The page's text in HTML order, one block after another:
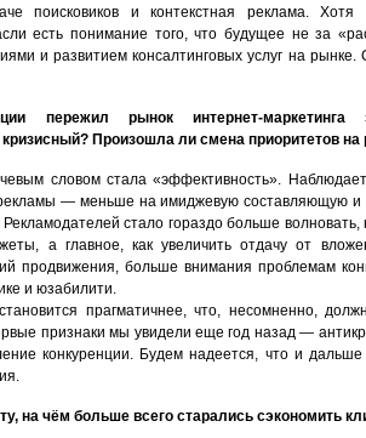
поисковиков и контекстная реклама.
есть понимание того, что будущее не за
и развитием консалтинговых услуг на рынке.
пережил рынок интернет-
Произошла ли смена приоритетов на
словом стала «эффективность».
— меньше на имиджевую составляющую и
стало гораздо больше волновать,
а главное, как увеличить отдачу от
продвижения, больше внимания проблемам
и юзабилити.
прагматичнее, что, несомненно,
признаки мы увидели еще год назад —
конкуренции. Будем надеется, что и
на чём больше всего старались сэкономить